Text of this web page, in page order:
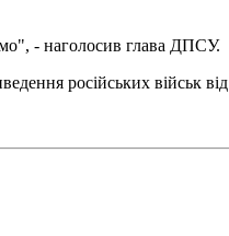
- наголосив глава ДПСУ.
російських військ